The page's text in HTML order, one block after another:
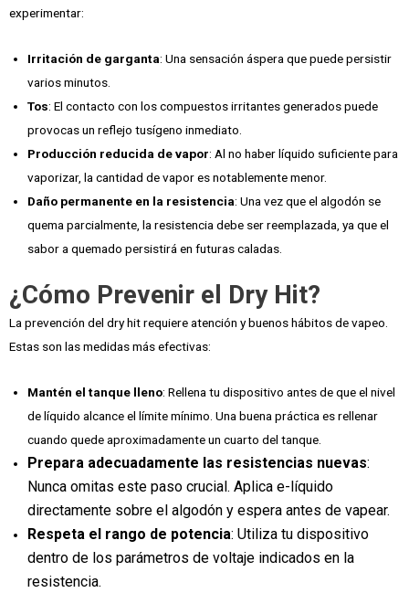
experimentar:
Irritación de garganta: Una sensación áspera que puede persistir
varios minutos.
Tos: El contacto con los compuestos irritantes generados puede
provocas un reflejo tusígeno inmediato.
Producción reducida de vapor: Al no haber líquido suficiente para
vaporizar, la cantidad de vapor es notablemente menor.
Daño permanente en la resistencia: Una vez que el algodón se
quema parcialmente, la resistencia debe ser reemplazada, ya que el
sabor a quemado persistirá en futuras caladas.
¿Cómo Prevenir el Dry Hit?
La prevención del dry hit requiere atención y buenos hábitos de vapeo.
Estas son las medidas más efectivas:
Mantén el tanque lleno: Rellena tu dispositivo antes de que el nivel
de líquido alcance el límite mínimo. Una buena práctica es rellenar
cuando quede aproximadamente un cuarto del tanque.
Prepara adecuadamente las resistencias nuevas:
Nunca omitas este paso crucial. Aplica e-líquido
directamente sobre el algodón y espera antes de vapear.
Respeta el rango de potencia: Utiliza tu dispositivo
dentro de los parámetros de voltaje indicados en la
resistencia.